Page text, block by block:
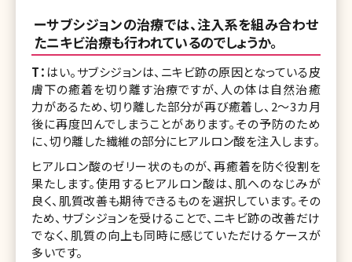
ーサブシジョンの治療では、注入系を組み合わせ
たニキビ治療も行われているのでしょうか。
T： はい。サブシジョンは、ニキビ跡の原因となっている皮
膚下の癒着を切り離す治療ですが、人の体は自然治癒
力があるため、切り離した部分が再び癒着し、2〜3カ月
後に再度凹んでしまうことがあります。その予防のため
に、切り離した繊維の部分にヒアルロン酸を注入します。
ヒアルロン酸のゼリー状のものが、再癒着を防ぐ役割を
果たします。使用するヒアルロン酸は、肌へのなじみが
良く、肌質改善も期待できるものを選択しています。その
ため、サブシジョンを受けることで、ニキビ跡の改善だけ
でなく、肌質の向上も同時に感じていただけるケースが
多いです。